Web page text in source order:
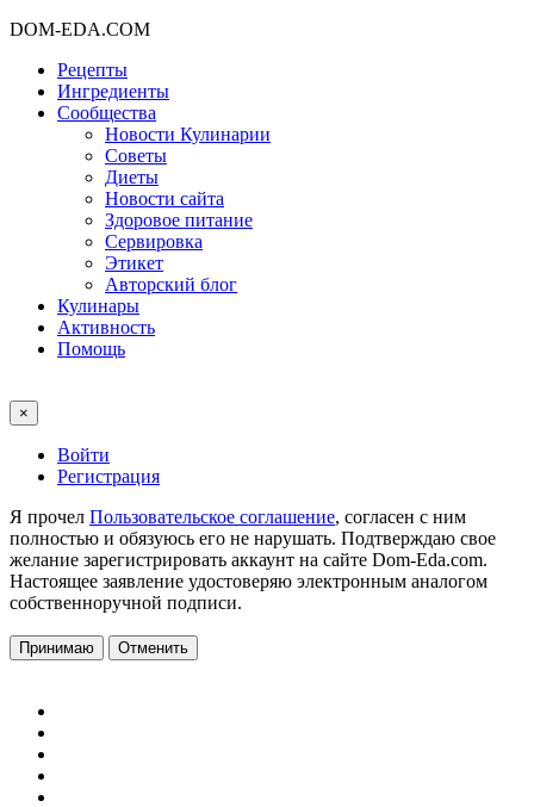
DOM-EDA.COM
Рецепты
Ингредиенты
Сообщества
Новости Кулинарии
Советы
Диеты
Новости сайта
Здоровое питание
Сервировка
Этикет
Авторский блог
Кулинары
Активность
Помощь
×
Войти
Регистрация
Я прочел Пользовательское соглашение, согласен с ним
полностью и обязуюсь его не нарушать. Подтверждаю свое
желание зарегистрировать аккаунт на сайте Dom-Eda.com.
Настоящее заявление удостоверяю электронным аналогом
собственноручной подписи.
Принимаю Отменить